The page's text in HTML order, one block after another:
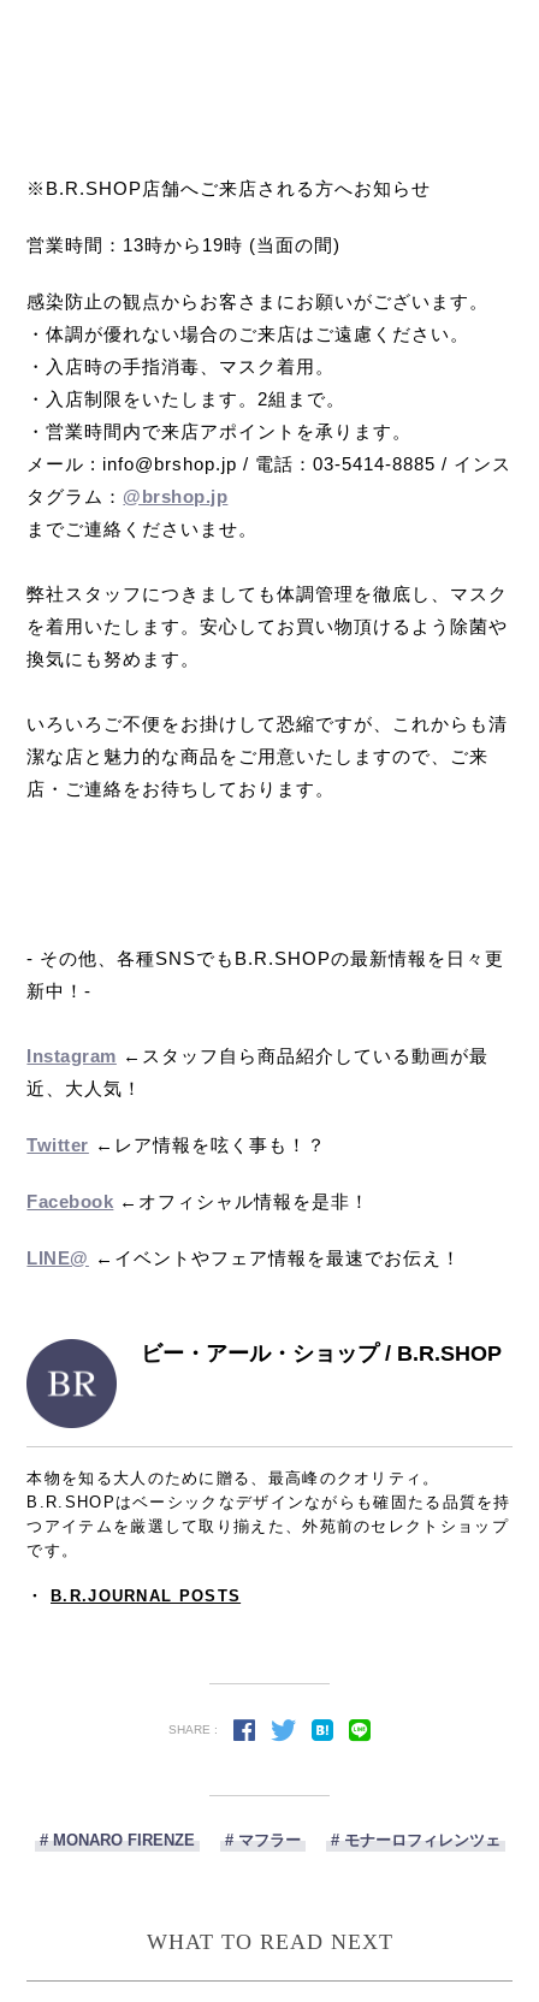
※B.R.SHOP店舗へご来店される方へお知らせ
営業時間：13時から19時 (当面の間)
感染防止の観点からお客さまにお願いがございます。
・体調が優れない場合のご来店はご遠慮ください。
・入店時の手指消毒、マスク着用。
・入店制限をいたします。2組まで。
・営業時間内で来店アポイントを承ります。
メール : info@brshop.jp / 電話：03-5414-8885 / インス
タグラム： @brshop.jp
までご連絡くださいませ。
弊社スタッフにつきましても体調管理を徹底し、マスク
を着用いたします。安心してお買い物頂けるよう除菌や
換気にも努めます。
いろいろご不便をお掛けして恐縮ですが、これからも清
潔な店と魅力的な商品をご用意いたしますので、ご来
店・ご連絡をお待ちしております。
- その他、各種SNSでもB.R.SHOPの最新情報を日々更
新中！-
Instagram ←スタッフ自ら商品紹介している動画が最
近、大人気！
Twitter ←レア情報を呟く事も！？
Facebook ←オフィシャル情報を是非！
LINE@ ←イベントやフェア情報を最速でお伝え！
ビー・アール・ショップ / B.R.SHOP
本物を知る大人のために贈る、最高峰のクオリティ。
B.R.SHOPはベーシックなデザインながらも確固たる品質を持
つアイテムを厳選して取り揃えた、外苑前のセレクトショップ
です。
・ B.R.JOURNAL POSTS
SHARE :
# MONARO FIRENZE # マフラー # モナーロフィレンツェ
WHAT TO READ NEXT